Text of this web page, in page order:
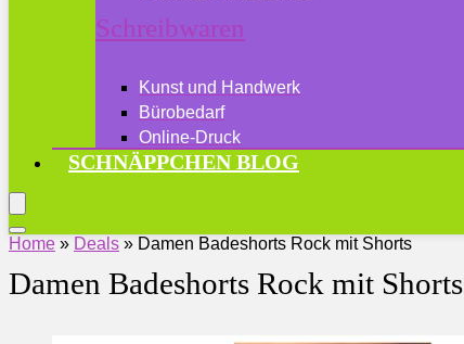
Schreibwaren
Kunst und Handwerk
Bürobedarf
Online-Druck
SCHNÄPPCHEN BLOG
Home » Deals » Damen Badeshorts Rock mit Shorts
Damen Badeshorts Rock mit Shorts